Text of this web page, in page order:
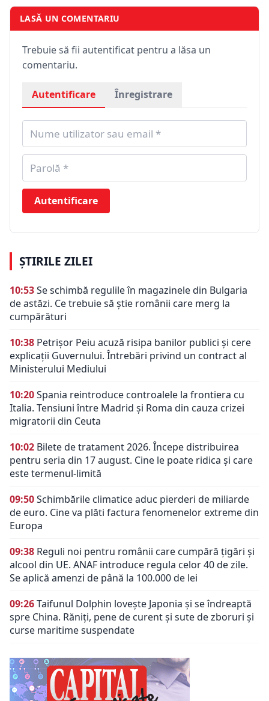
LASĂ UN COMENTARIU
Trebuie să fii autentificat pentru a lăsa un
comentariu.
Autentificare Înregistrare
Autentificare
ȘTIRILE ZILEI
10:53Se schimbă regulile în magazinele din Bulgaria
de astăzi. Ce trebuie să știe românii care merg la
cumpărături
10:38 Petrișor Peiu acuză risipa banilor publici și cere
explicații Guvernului. Întrebări privind un contract al
Ministerului Mediului
10:20Spania reintroduce controalele la frontiera cu
Italia. Tensiuni între Madrid și Roma din cauza crizei
migratorii din Ceuta
10:02 Bilete de tratament 2026. Începe distribuirea
pentru seria din 17 august. Cine le poate ridica și care
este termenul-limită
09:50Schimbările climatice aduc pierderi de miliarde
de euro. Cine va plăti factura fenomenelor extreme din
Europa
09:38 Reguli noi pentru românii care cumpără țigări și
alcool din UE. ANAF introduce regula celor 40 de zile.
Se aplică amenzi de până la 100.000 de lei
09:26Taifunul Dolphin lovește Japonia și se îndreaptă
spre China. Răniți, pene de curent și sute de zboruri și
curse maritime suspendate